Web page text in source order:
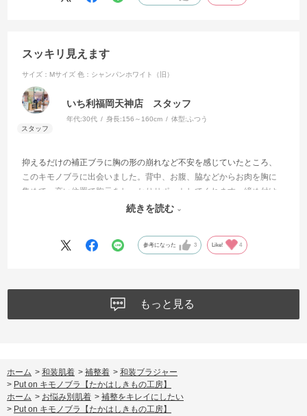
スッキリ見えます
サイズ：Mサイズ 色：シャンパンホワイト（旧）
いち利福岡天神店 スタッフ
年代:30代 身長:156～160cm 体型: ふつう
抑えるだけの補正ブラに胸の形の崩れなど不安を感じていたところ、
このキモノブラに出会いました。背中、お腹、脇などからお肉を胸に
集めて、高い位置で胸元をしっかりサポートしてくれます。締め付け
感がないので、着ていてとても楽ですし安心感があります。胸の質感
続きを読む
参考になった 3 Like! 4
もっと見る
ホーム > 和装肌着 > 補整着 > 和装ブラジャー
> Put on キモノブラ【たかはしきもの工房】
ホーム > お悩み別肌着 > 補整をキレイにしたい
> Put on キモノブラ【たかはしきもの工房】